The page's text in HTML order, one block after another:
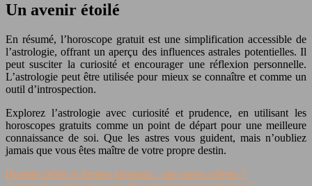
Un avenir étoilé
En résumé, l’horoscope gratuit est une simplification accessible de
l’astrologie, offrant un aperçu des influences astrales potentielles. Il
peut susciter la curiosité et encourager une réflexion personnelle.
L’astrologie peut être utilisée pour mieux se connaître et comme un
outil d’introspection.
Explorez l’astrologie avec curiosité et prudence, en utilisant les
horoscopes gratuits comme un point de départ pour une meilleure
connaissance de soi. Que les astres vous guident, mais n’oubliez
jamais que vous êtes maître de votre propre destin.
Homme bélier et femme gémeaux : une union céleste ?